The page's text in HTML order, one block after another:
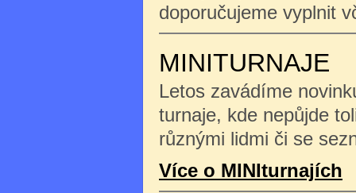
doporučujeme vyplnit
MINITURNAJE
Letos zavádíme
turnaje, kde nepůjde
různými lidmi či se
Více o MINIturnajích